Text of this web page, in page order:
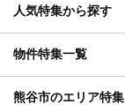
人気特集から探す
物件特集一覧
熊谷市のエリア特集